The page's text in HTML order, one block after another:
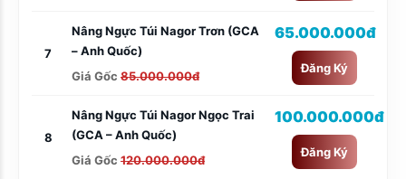
7
Nâng Ngực Túi Nagor Trơn (GCA
– Anh Quốc)
Giá Gốc 85.000.000đ
65.000.000đ
Đăng Ký
8
Nâng Ngực Túi Nagor Ngọc Trai
(GCA – Anh Quốc)
Giá Gốc 120.000.000đ
100.000.000đ
Đăng Ký